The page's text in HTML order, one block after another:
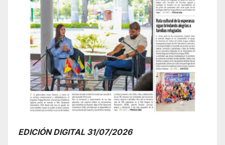
EDICIÓN DIGITAL 31/07/2026